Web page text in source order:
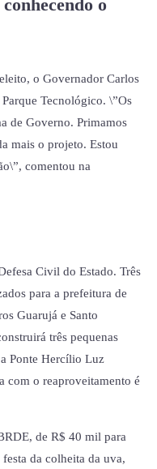
o
o Governador Carlos
Tecnológico. \”Os
de Governo. Primamos
mais o projeto. Estou
comentou na
Civil do Estado. Três
para a prefeitura de
Guarujá e Santo
três pequenas
Ponte Hercílio Luz
com o reaproveitamento é
de R$ 40 mil para
da colheita da uva,